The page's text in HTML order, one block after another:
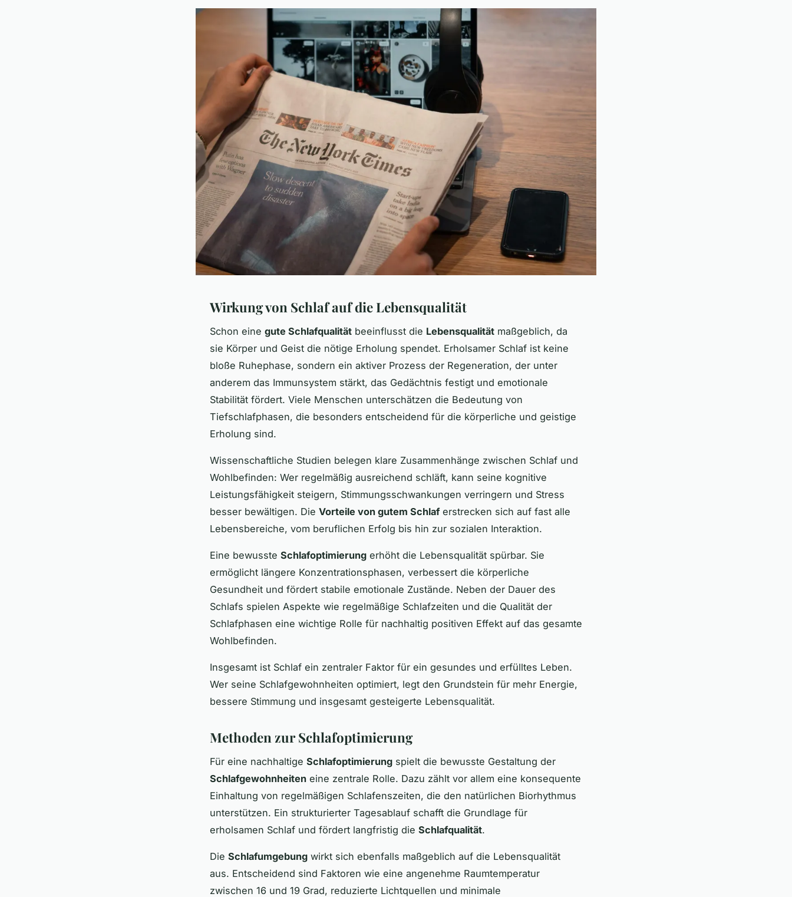
Wirkung von Schlaf auf die Lebensqualität
Schon eine gute Schlafqualität beeinflusst die Lebensqualität maßgeblich, da
sie Körper und Geist die nötige Erholung spendet. Erholsamer Schlaf ist keine
bloße Ruhephase, sondern ein aktiver Prozess der Regeneration, der unter
anderem das Immunsystem stärkt, das Gedächtnis festigt und emotionale
Stabilität fördert. Viele Menschen unterschätzen die Bedeutung von
Tiefschlafphasen, die besonders entscheidend für die körperliche und geistige
Erholung sind.
Wissenschaftliche Studien belegen klare Zusammenhänge zwischen Schlaf und
Wohlbefinden: Wer regelmäßig ausreichend schläft, kann seine kognitive
Leistungsfähigkeit steigern, Stimmungsschwankungen verringern und Stress
besser bewältigen. Die Vorteile von gutem Schlaferstrecken sich auf fast alle
Lebensbereiche, vom beruflichen Erfolg bis hin zur sozialen Interaktion.
Eine bewusste Schlafoptimierung erhöht die Lebensqualität spürbar. Sie
ermöglicht längere Konzentrationsphasen, verbessert die körperliche
Gesundheit und fördert stabile emotionale Zustände. Neben der Dauer des
Schlafs spielen Aspekte wie regelmäßige Schlafzeiten und die Qualität der
Schlafphasen eine wichtige Rolle für nachhaltig positiven Effekt auf das gesamte
Wohlbefinden.
Insgesamt ist Schlaf ein zentraler Faktor für ein gesundes und erfülltes Leben.
Wer seine Schlafgewohnheiten optimiert, legt den Grundstein für mehr Energie,
bessere Stimmung und insgesamt gesteigerte Lebensqualität.
Methoden zur Schlafoptimierung
Für eine nachhaltige Schlafoptimierung spielt die bewusste Gestaltung der
Schlafgewohnheiten eine zentrale Rolle. Dazu zählt vor allem eine konsequente
Einhaltung von regelmäßigen Schlafenszeiten, die den natürlichen Biorhythmus
unterstützen. Ein strukturierter Tagesablauf schafft die Grundlage für
erholsamen Schlaf und fördert langfristig die Schlafqualität.
Die Schlafumgebung wirkt sich ebenfalls maßgeblich auf die Lebensqualität
aus. Entscheidend sind Faktoren wie eine angenehme Raumtemperatur
zwischen 16 und 19 Grad, reduzierte Lichtquellen und minimale